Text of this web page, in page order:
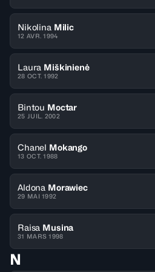
Nikolina Milic
12 AVR. 1994
Laura Miškinienė
28 OCT. 1992
Bintou Moctar
25 JUIL. 2002
Chanel Mokango
13 OCT. 1988
Aldona Morawiec
29 MAI 1992
Raisa Musina
31 MARS 1998
N